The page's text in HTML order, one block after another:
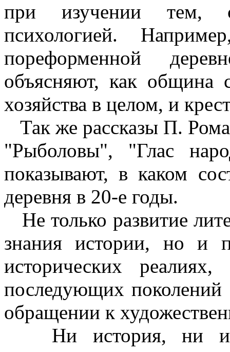
при изучении тем,
психологией.
пореформенной
объясняют, как община
хозяйства в целом, и
Так же рассказы П.
"Рыболовы", "Глас
показывают, в каком
деревня в 20-е годы.
Не только развитие
знания истории, но и
исторических
последующих поколений
обращении к
Ни история, ни